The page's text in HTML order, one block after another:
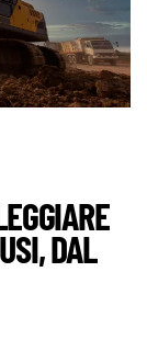
DAL